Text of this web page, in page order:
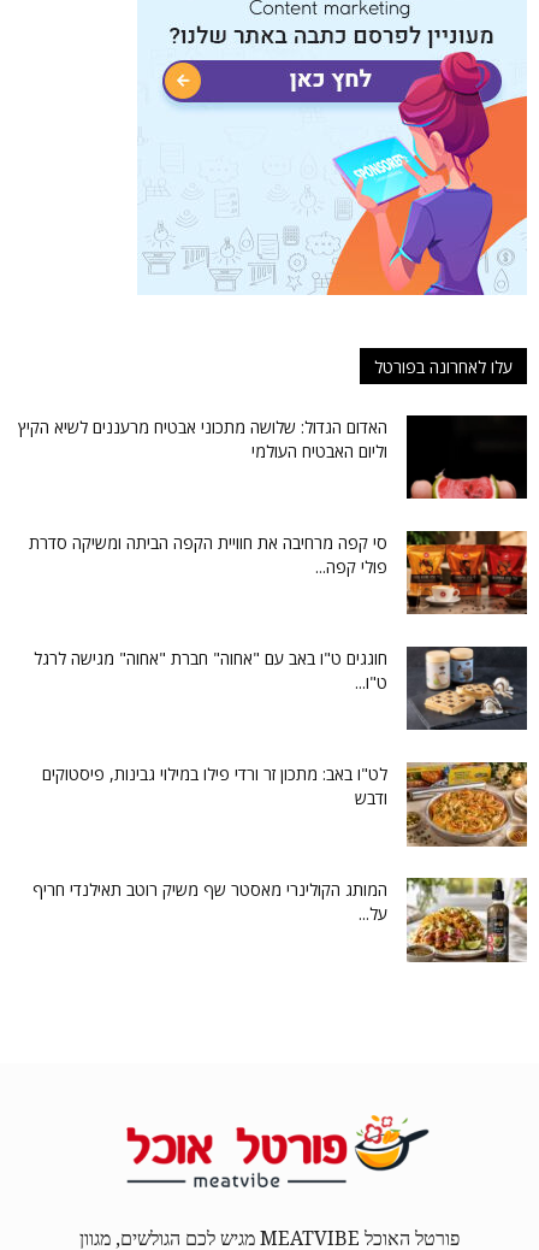
עלו לאחרונה בפורטל
האדום הגדול: שלושה מתכוני אבטיח מרעננים לשיא הקיץ
וליום האבטיח העולמי
סי קפה מרחיבה את חוויית הקפה הביתה ומשיקה סדרת
פולי קפה...
חוגגים ט"ו באב עם "אחוה" חברת "אחוה" מגישה לרגל
ט"ו...
לט"ו באב: מתכון זר ורדי פילו במילוי גבינות, פיסטוקים
ודבש
המותג הקולינרי מאסטר שף משיק רוטב תאילנדי חריף
על...
פורטל האוכל MEATVIBE מגיש לכם הגולשים, מגוון